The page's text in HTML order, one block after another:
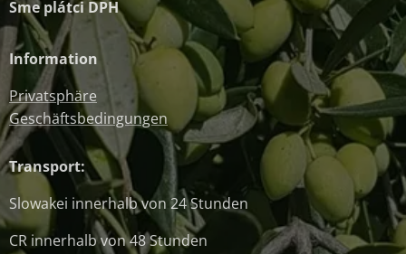
Sme plátci DPH
Information
Privatsphäre
Geschäftsbedingungen
Transport:
Slowakei innerhalb von 24 Stunden
CR innerhalb von 48 Stunden